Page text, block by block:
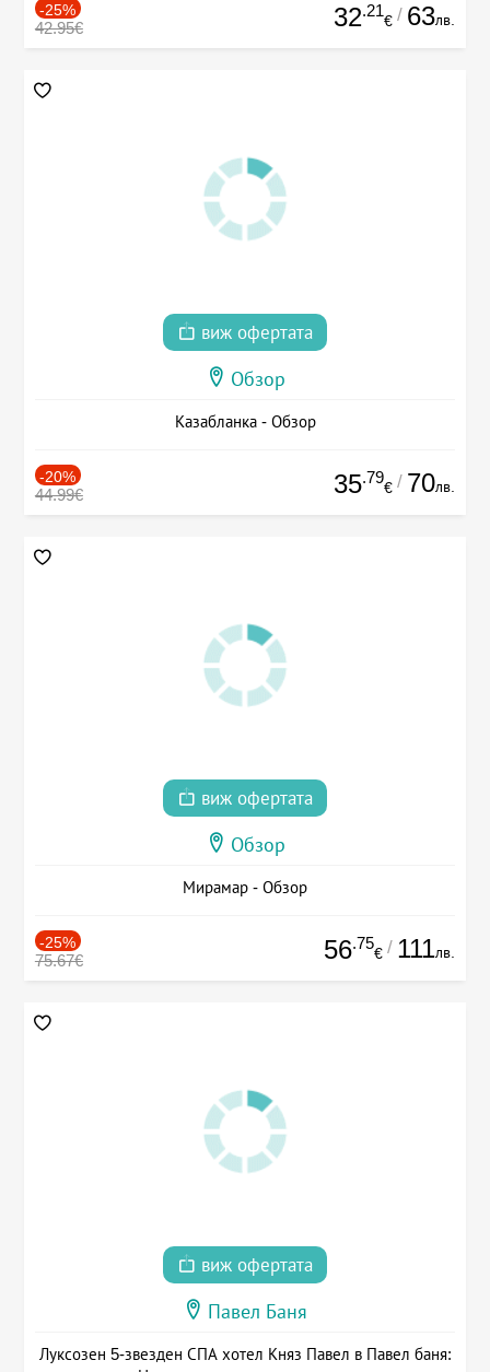
-25%
42.95€ 32.21
€ / 63лв.
виж офертата
Обзор
Казабланка - Обзор
-20%
44.99€ 35.79
€ / 70лв.
виж офертата
Обзор
Мирамар - Обзор
-25%
75.67€ 56.75
€ / 111лв.
виж офертата
Павел Баня
Луксозен 5-звезден СПА хотел Княз Павел в Павел баня: